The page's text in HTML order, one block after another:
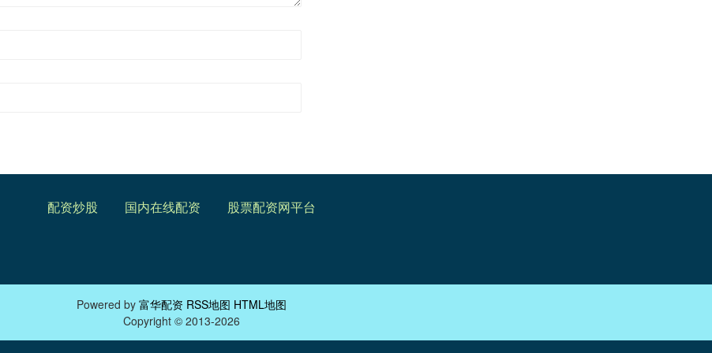
配资炒股 国内在线配资 股票配资网平台
Powered by 富华配资 RSS地图 HTML地图
Copyright © 2013-2026